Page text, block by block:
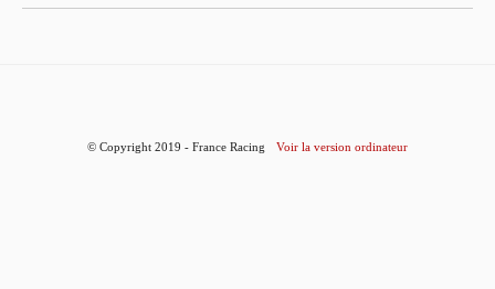
© Copyright 2019 - France Racing Voir la version ordinateur